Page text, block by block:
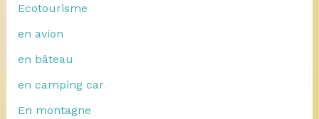
Ecotourisme
en avion
en bâteau
en camping car
En montagne